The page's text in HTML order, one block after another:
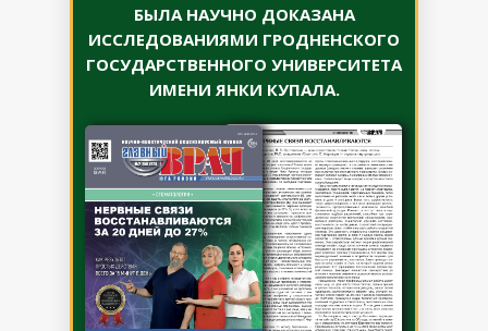
БЫЛА НАУЧНО ДОКАЗАНА
ИССЛЕДОВАНИЯМИ ГРОДНЕНСКОГО
ГОСУДАРСТВЕННОГО УНИВЕРСИТЕТА
ИМЕНИ ЯНКИ КУПАЛА.